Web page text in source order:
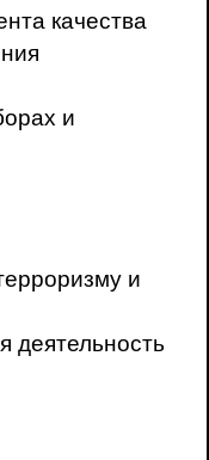
качества
и
и
деятельность